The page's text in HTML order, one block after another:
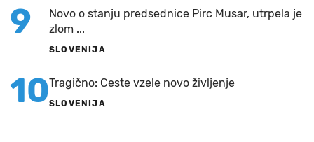
9
Novo o stanju predsednice Pirc Musar, utrpela je
zlom ...
SLOVENIJA
10Tragično: Ceste vzele novo življenje
SLOVENIJA